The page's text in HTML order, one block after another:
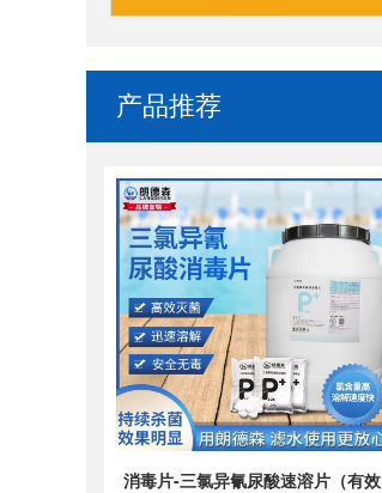
产品推荐
消毒片-三氯异氰尿酸速溶片（有效